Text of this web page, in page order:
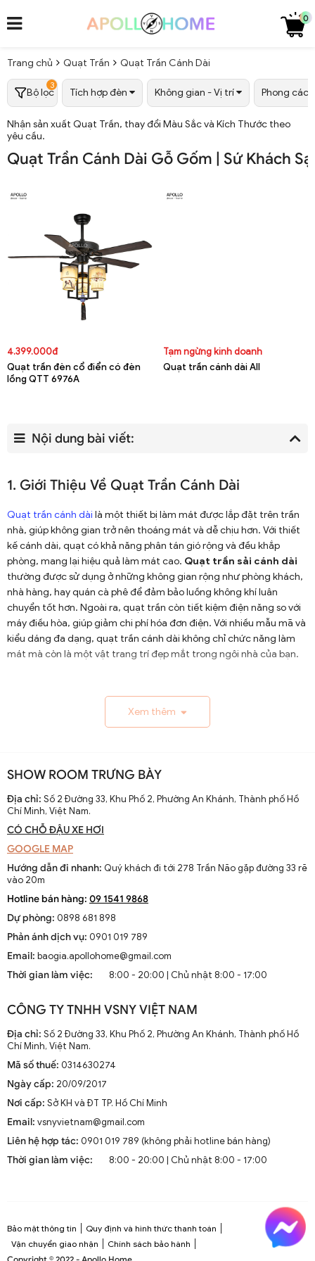
0
Trang chủ Quạt Trần Quạt Trần Cánh Dài
Bộ lọc
3
Tích hợp đèn Không gian - Vị trí Phong
Nhận sản xuất Quạt Trần, thay đổi Màu Sắc và Kích Thước theo
yêu cầu.
Quạt Trần Cánh Dài Gỗ Gốm | Sứ Khách
4.399.000đ
Quạt trần đèn cổ điển có đèn
lồng QTT 6976A
Tạm ngừng kinh doanh
Quạt trần cánh dài All
Nội dung bài viết:
1. Giới Thiệu Về Quạt Trần Cánh Dài
Quạt trần cánh dài là một thiết bị làm mát được lắp đặt trên trần
nhà, giúp không gian trở nên thoáng mát và dễ chịu hơn. Với thiết
kế cánh dài, quạt có khả năng phân tán gió rộng và đều khắp
phòng, mang lại hiệu quả làm mát cao. Quạt trần sải cánh dài
thường được sử dụng ở những không gian rộng như phòng khách,
nhà hàng, hay quán cà phê để đảm bảo luồng không khí luân
chuyển tốt hơn. Ngoài ra, quạt trần còn tiết kiệm điện năng so với
máy điều hòa, giúp giảm chi phí hóa đơn điện. Với nhiều mẫu mã và
kiểu dáng đa dạng, quạt trần cánh dài không chỉ chức năng làm
mát mà còn là một vật trang trí đẹp mắt trong ngôi nhà của bạn.
1.1. Lịch Sử và Sự Phát Triển
pháp thông gió hiệu quả ở các khu vực nhiệt đới. Ban đầu
được làm thủ công và chạy bằng điện từ pin, chúng
nhanh chóng phát triển với sự tiến bộ của công nghệ
điện.
Sự thay đổi và cải tiến qua các thập kỷ
tiến với thiết kế hiện đại, động cơ mạnh mẽ và khả năng
cứu để nâng cao hiệu suất và thẩm mỹ của sản phẩm.
Xu hướng hiện tại trên thị trường
Hiện nay, quạt trần cánh dài không chỉ là thiết bị làm mát
sống. Chúng kết hợp công nghệ tiên tiến như điều khiển
1.2. Cấu Tạo và Nguyên Lý Hoạt Động
Cấu trúc tổng thể của quạt trần cánh dài
cơ, cánh quạt, bộ điều khiển và thân quạt. Các cánh quạt
được chế tạo từ chất liệu như gỗ, kim loại hoặc
composite để đảm bảo độ bền và hiệu suất.
Nguyên lý hoạt động cơ bản
Động cơ điện làm quay các cánh quạt, tạo ra dòng không
khí tuần hoàn trong không gian phòng.
Xem thêm
SHOW ROOM TRƯNG BÀY
Địa chỉ: Số 2 Đường 33, Khu Phố 2, Phường An Khánh, Thành phố Hồ
Chí Minh, Việt Nam.
CÓ CHỖ ĐẬU XE HƠI
GOOGLE MAP
Hướng dẫn đi nhanh: Quý khách đi tới 278 Trần Não gặp đường 33 rẽ
vào 20m
Hotline bán hàng: 09 1541 9868
Dự phòng: 0898 681 898
Phản ánh dịch vụ: 0901 019 789
Email: baogia.apollohome@gmail.com
Thời gian làm việc:
8:00 - 20:00 | Chủ nhật 8:00 - 17:00
CÔNG TY TNHH VSNY VIỆT NAM
Địa chỉ: Số 2 Đường 33, Khu Phố 2, Phường An Khánh, Thành phố Hồ
Chí Minh, Việt Nam.
Mã số thuế: 0314630274
Ngày cấp: 20/09/2017
Nơi cấp: Sở KH và ĐT TP. Hồ Chí Minh
Email: vsnyvietnam@gmail.com
Liên hệ hợp tác: 0901 019 789 (không phải hotline bán hàng)
Thời gian làm việc:
8:00 - 20:00 | Chủ nhật 8:00 - 17:00
Bảo mật thông tin
Quy định và hình thức thanh toán
Vận chuyển giao nhận
Chính sách bảo hành